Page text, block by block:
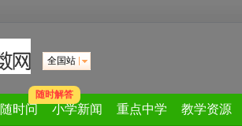
全国站
随时问
随时解答
小学新闻 重点中学 教学资源